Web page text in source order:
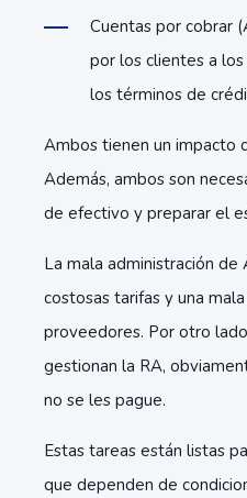
Cuentas por cobrar
por los clientes a
los términos de
Ambos tienen un impacto
Además, ambos son
de efectivo y preparar el
La mala administración
costosas tarifas y una
proveedores. Por otro
gestionan la RA,
no se les pague.
Estas tareas están listas
que dependen de